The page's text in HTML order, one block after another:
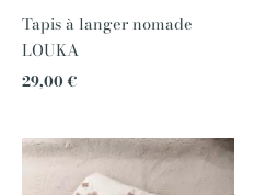
Tapis à langer nomade
LOUKA
29,00 €